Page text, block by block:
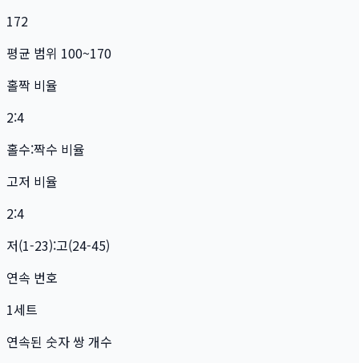
172
평균 범위 100~170
홀짝 비율
2:4
홀수:짝수 비율
고저 비율
2:4
저(1-23):고(24-45)
연속 번호
1세트
연속된 숫자 쌍 개수